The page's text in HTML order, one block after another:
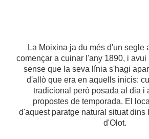
La Moixina ja du més d'un segle
començar a cuinar l'any 1890, i
sense que la seva línia s'hagi
d'allò que era en aquells inicis:
tradicional però posada al dia i
propostes de temporada. El
d'aquest paratge natural situat dins
d'Olot.